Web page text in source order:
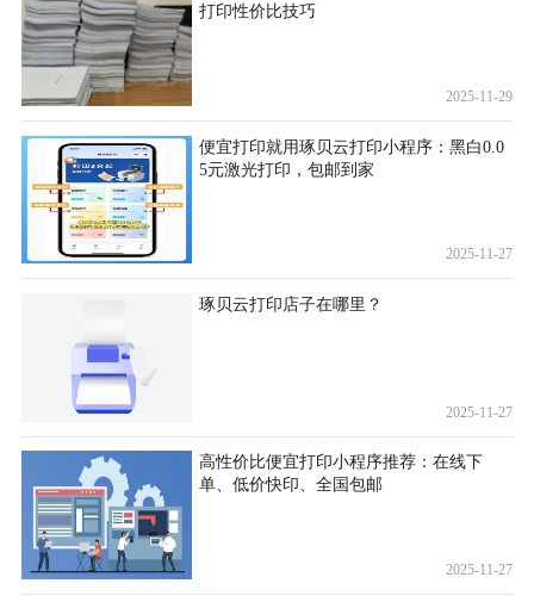
打印性价比技巧
2025-11-29
便宜打印就用琢贝云打印小程序：黑白0.0
5元激光打印，包邮到家
2025-11-27
琢贝云打印店子在哪里？
2025-11-27
高性价比便宜打印小程序推荐：在线下
单、低价快印、全国包邮
2025-11-27